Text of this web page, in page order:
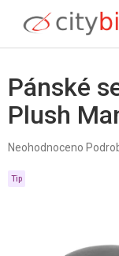
obsah
Pánské
Plush
Průměrné
produktu
Neohodnoceno
Tip